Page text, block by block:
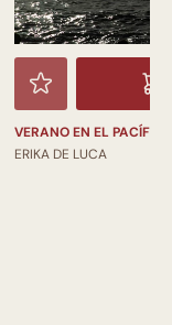
VERANO EN EL
ERIKA DE LUCA